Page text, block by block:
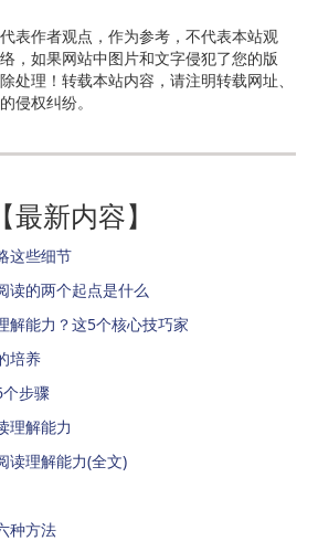
表作者观点，作为参考，不代表本站观
，如果网站中图片和文字侵犯了您的版
处理！转载本站内容，请注明转载网址、
侵权纠纷。
【最新内容】
这些细节
读的两个起点是什么
解能力？这5个核心技巧家
培养
步骤
理解能力
读理解能力(全文)
种方法